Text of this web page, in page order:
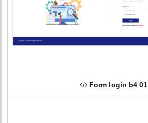
Form login b4 01